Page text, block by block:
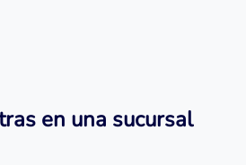
en una sucursal